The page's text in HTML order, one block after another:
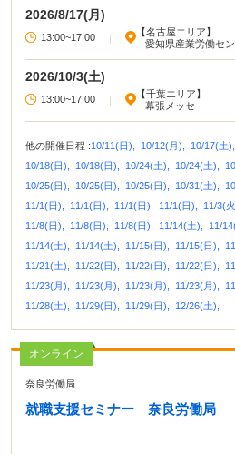
2026/8/17(月)
13:00~17:00 |
【名古屋エリア】
愛知県産業労働セ
2026/10/3(土)
13:00~17:00 |
【千葉エリア】
幕張メッセ
他の開催日程 :10/11(日), 10/12(月), 10/17(土),
10/18(日),
10/18(日), 10/24(土), 10/24(土),
10/25(日),
10/25(日), 10/25(日), 10/31(土),
11/1(日),
11/1(日), 11/1(日), 11/1(日), 11/3(
11/8(日),
11/8(日), 11/8(日), 11/14(土), 11/
11/14(土),
11/14(土), 11/15(日), 11/15(日),
11/21(土),
11/22(日), 11/22(日), 11/22(日),
11/23(月),
11/23(月), 11/23(月), 11/23(月),
11/28(土),
11/29(日), 11/29(日), 12/26(土),
オンライン
奈良労働局
就職支援セミナー 奈良労働局